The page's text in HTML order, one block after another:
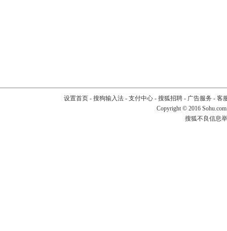
设置首页- 搜狗输入法- 支付中心- 搜狐招聘- 广告服务 - 客
Copyright © 2016
搜狐不良信息